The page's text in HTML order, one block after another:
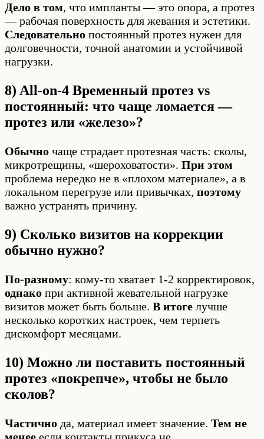
Дело в том, что импланты — это опора, а протез
— рабочая поверхность для жевания и эстетики.
Следовательно постоянный протез нужен для
долговечности, точной анатомии и устойчивой
нагрузки.
8) All-on-4 Временный протез vs
постоянный: что чаще ломается —
протез или «железо»?
Обычно чаще страдает протезная часть: сколы,
микротрещины, «шероховатости». При этом
проблема нередко не в «плохом материале», а в
локальном перегрузе или привычках, поэтому
важно устранять причину.
9) Сколько визитов на коррекции
обычно нужно?
По-разному: кому-то хватает 1-2 корректировок,
однако при активной жевательной нагрузке
визитов может быть больше. В итоге лучше
несколько коротких настроек, чем терпеть
дискомфорт месяцами.
10) Можно ли поставить постоянный
протез «покрепче», чтобы не было
сколов?
Частично да, материал имеет значение. Тем не